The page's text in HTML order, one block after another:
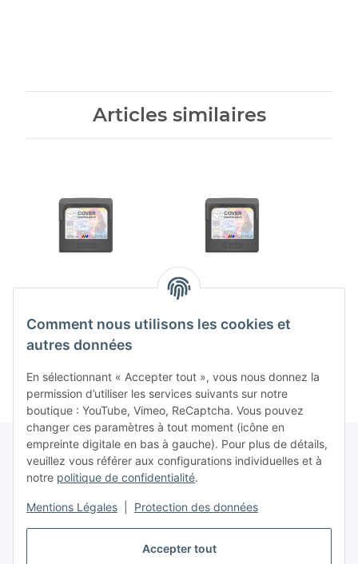
Accepter tout
Comment nous utilisons les cookies et
autres données
En sélectionnant « Accepter tout », vous nous donnez la
permission d’utiliser les services suivants sur notre
boutique : YouTube, Vimeo, ReCaptcha. Vous pouvez
changer ces paramètres à tout moment (icône en
empreinte digitale en bas à gauche). Pour plus de détails,
veuillez vous référer aux configurations individuelles et à
notre politique de confidentialité.
Mentions Légales Protection des données
Articles similaires
Sega Game Pak 4-in-1
état) - Sega Game
Gear
7,99 €*
Sonic 2 (EU) (loose)
Game Gear
19,99 €*
Sonic
Contrat de rétractation